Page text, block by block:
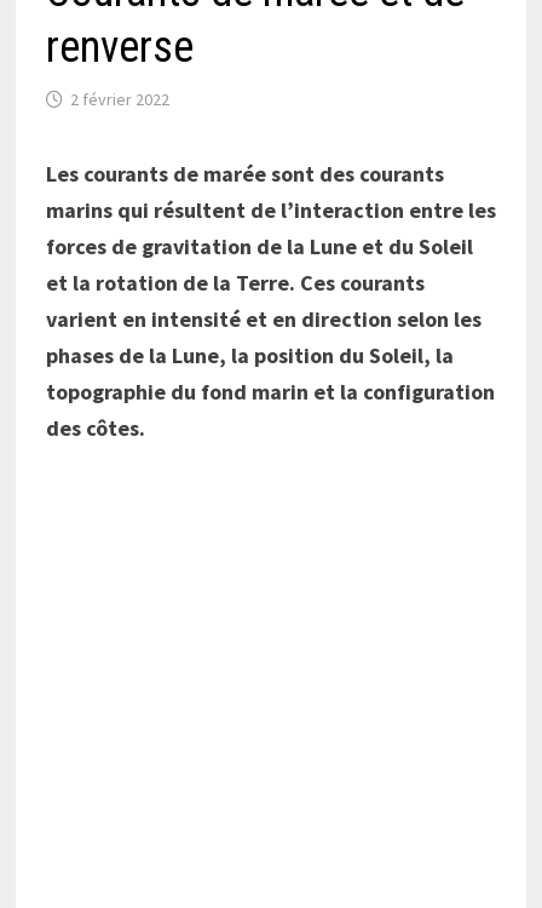
renverse
2 février 2022
Les courants de marée sont des courants
marins qui résultent de l’interaction entre les
forces de gravitation de la Lune et du Soleil
et la rotation de la Terre. Ces courants
varient en intensité et en direction selon les
phases de la Lune, la position du Soleil, la
topographie du fond marin et la configuration
des côtes.